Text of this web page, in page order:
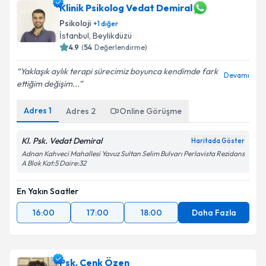
Klinik Psikolog Vedat Demiral
Psikoloji +1diğer
İstanbul, Beylikdüzü
4.9 (54 Değerlendirme)
Yaklaşık aylık terapi sürecimiz boyunca kendimde fark
ettiğim değişim...
Devamı
Adres 1 Adres 2 Online Görüşme
Kl. Psk. Vedat Demiral Haritada Göster
Adnan Kahveci Mahallesi Yavuz Sultan Selim Bulvarı Perlavista Rezidans
A Blok Kat:5 Daire:32
En Yakın Saatler
16:00
17:00 18:00 Daha Fazla
Psk. Cenk Özen